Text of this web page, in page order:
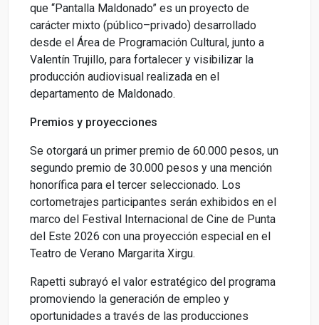
que “Pantalla Maldonado” es un proyecto de
carácter mixto (público–privado) desarrollado
desde el Área de Programación Cultural, junto a
Valentín Trujillo, para fortalecer y visibilizar la
producción audiovisual realizada en el
departamento de Maldonado.
Premios y proyecciones
Se otorgará un primer premio de 60.000 pesos, un
segundo premio de 30.000 pesos y una mención
honorífica para el tercer seleccionado. Los
cortometrajes participantes serán exhibidos en el
marco del Festival Internacional de Cine de Punta
del Este 2026 con una proyección especial en el
Teatro de Verano Margarita Xirgu.
Rapetti subrayó el valor estratégico del programa
promoviendo la generación de empleo y
oportunidades a través de las producciones